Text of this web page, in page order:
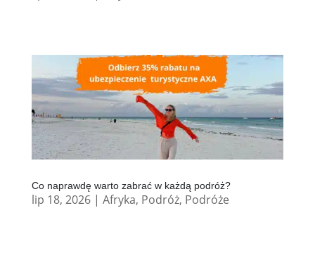
Co naprawdę warto zabrać w każdą podróż?
lip 18, 2026| Afryka, Podróż, Podróże